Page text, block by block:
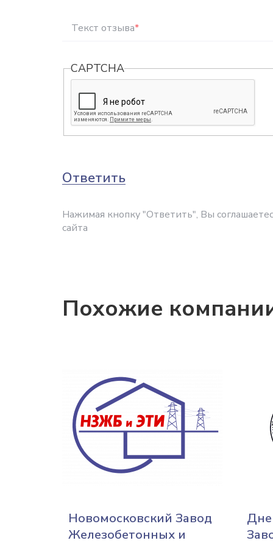
Текст отзыва*
CAPTCHA
Ответить
Нажимая кнопку "Ответить", Вы
сайта
Похожие
Новомосковский Завод
Железобетонных и